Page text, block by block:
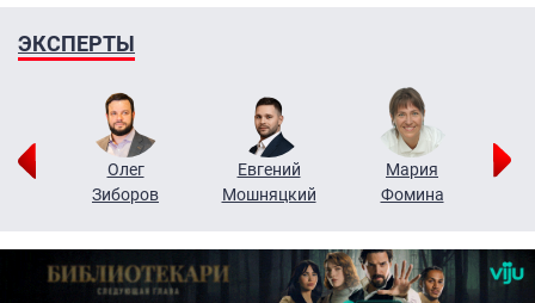
ЭКСПЕРТЫ
Олег
Зиборов
Евгений
Мошняцкий
Мария
Фомина